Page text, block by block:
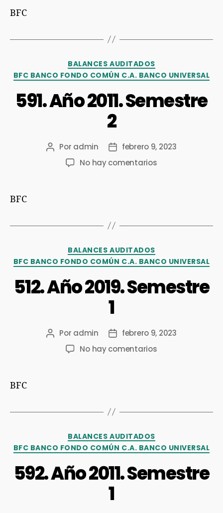
BFC
BALANCES AUDITADOS
BFC BANCO FONDO COMÚN C.A. BANCO UNIVERSAL
591. Año 2011. Semestre
2
Por admin
febrero 9, 2023
No hay comentarios
BFC
BALANCES AUDITADOS
BFC BANCO FONDO COMÚN C.A. BANCO UNIVERSAL
512. Año 2019. Semestre
1
Por admin
febrero 9, 2023
No hay comentarios
BFC
BALANCES AUDITADOS
BFC BANCO FONDO COMÚN C.A. BANCO UNIVERSAL
592. Año 2011. Semestre
1